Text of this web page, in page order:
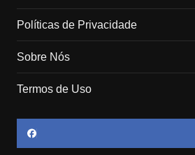
Políticas de Privacidade
Sobre Nós
Termos de Uso